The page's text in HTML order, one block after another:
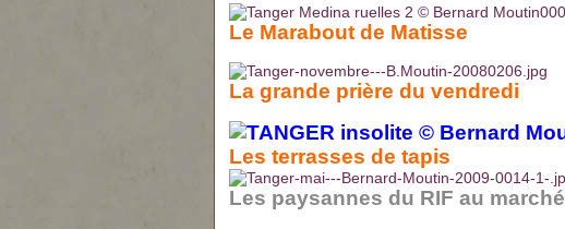
Le Marabout de Matisse
La grande prière du vendredi
Les terrasses de tapis
Les paysannes du RIF au marché